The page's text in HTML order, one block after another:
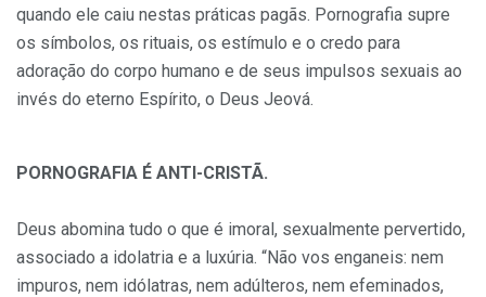
quando ele caiu nestas práticas pagãs. Pornografia supre
os símbolos, os rituais, os estímulo e o credo para
adoração do corpo humano e de seus impulsos sexuais ao
invés do eterno Espírito, o Deus Jeová.
PORNOGRAFIA É ANTI-CRISTÃ.
Deus abomina tudo o que é imoral, sexualmente pervertido,
associado a idolatria e a luxúria. “Não vos enganeis: nem
impuros, nem idólatras, nem adúlteros, nem efeminados,